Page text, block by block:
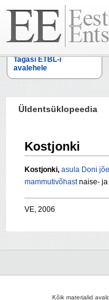
Tagasi ETBL-i
avalehele
Üldentsüklopeedia
Kostjonki
Kostjonki, asula Doni jõe
mammutivõhastnaise- ja
VE, 2006
Kõik materjalid